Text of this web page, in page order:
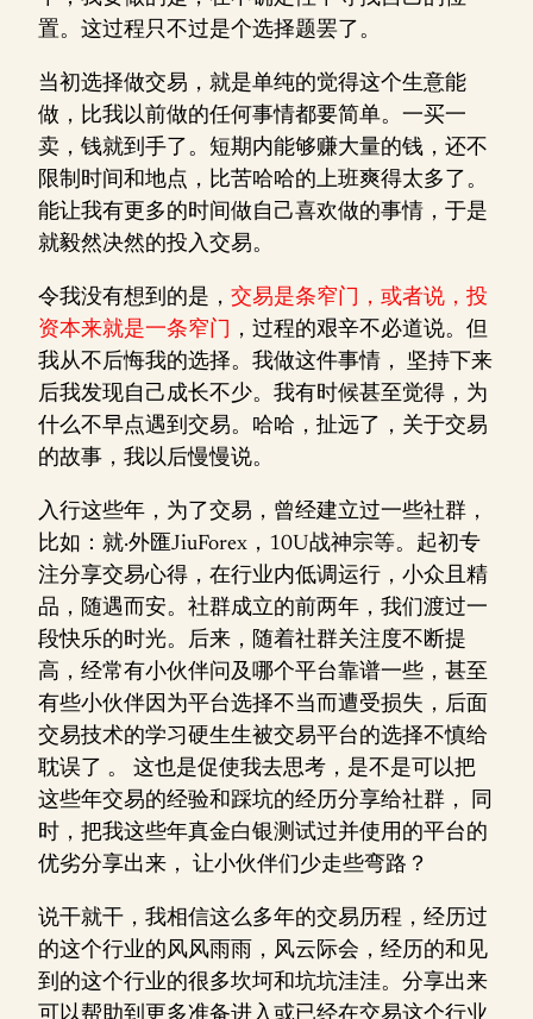
置。这过程只不过是个选择题罢了。
当初选择做交易，就是单纯的觉得这个生意能
做，比我以前做的任何事情都要简单。一买一
卖，钱就到手了。短期内能够赚大量的钱，还不
限制时间和地点，比苦哈哈的上班爽得太多了。
能让我有更多的时间做自己喜欢做的事情，于是
就毅然决然的投入交易。
令我没有想到的是， 交易是条窄门，或者说，投
资本来就是一条窄门
，过程的艰辛不必道说。但
我从不后悔我的选择。我做这件事情， 坚持下来
后我发现自己成长不少。我有时候甚至觉得，为
什么不早点遇到交易。哈哈，扯远了，关于交易
的故事，我以后慢慢说。
入行这些年，为了交易，曾经建立过一些社群，
比如：就·外匯JiuForex，10U战神宗等。起初专
注分享交易心得，在行业内低调运行，小众且精
品，随遇而安。社群成立的前两年，我们渡过一
段快乐的时光。后来，随着社群关注度不断提
高，经常有小伙伴问及哪个平台靠谱一些，甚至
有些小伙伴因为平台选择不当而遭受损失，后面
交易技术的学习硬生生被交易平台的选择不慎给
耽误了 。 这也是促使我去思考，是不是可以把
这些年交易的经验和踩坑的经历分享给社群， 同
时，把我这些年真金白银测试过并使用的平台的
优劣分享出来， 让小伙伴们少走些弯路？
说干就干，我相信这么多年的交易历程，经历过
的这个行业的风风雨雨，风云际会，经历的和见
到的这个行业的很多坎坷和坑坑洼洼。分享出来